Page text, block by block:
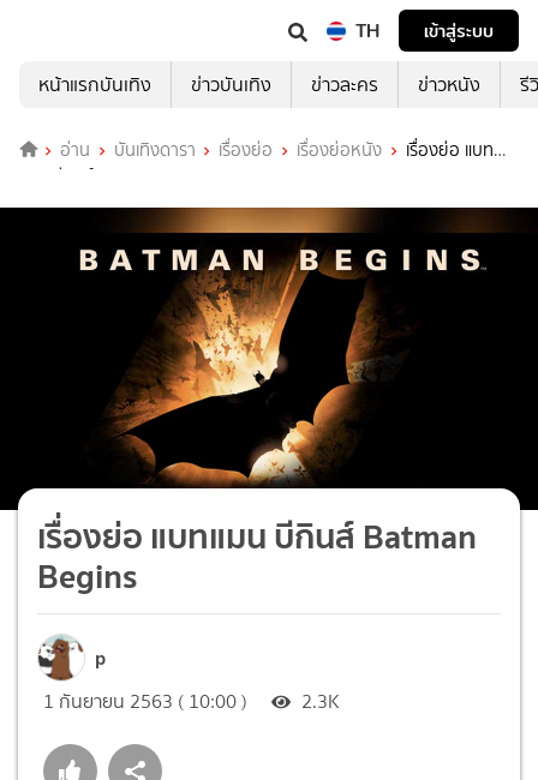
TH
เข้าสู่ระบบ
หน้าแรกบันเทิง
ข่าวบันเทิง ข่าวละคร ข่าวหนัง รี
อ่าน บันเทิงดารา เรื่องย่อ เรื่องย่อหนัง
เรื่องย่อ แบท
แมน บีกินส์ Batman Begins
เรื่องย่อ แบทแมน บีกินส์ Batman
Begins
p
1 กันยายน 2563 ( 10:00 ) 2.3K